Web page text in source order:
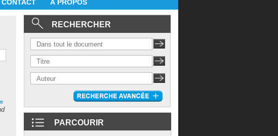
CONTACT À PROPOS
RECHERCHER
PARCOURIR